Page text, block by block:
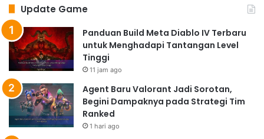
Update Game
Panduan Build Meta Diablo IV Terbaru
untuk Menghadapi Tantangan Level
Tinggi
11 jam ago
Agent Baru Valorant Jadi Sorotan,
Begini Dampaknya pada Strategi Tim
Ranked
1 hari ago